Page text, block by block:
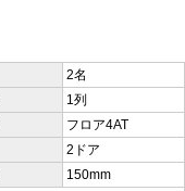
2名
1列
フロア4AT
2ドア
150mm